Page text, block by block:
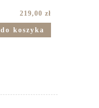
219,00 zł
do koszyka